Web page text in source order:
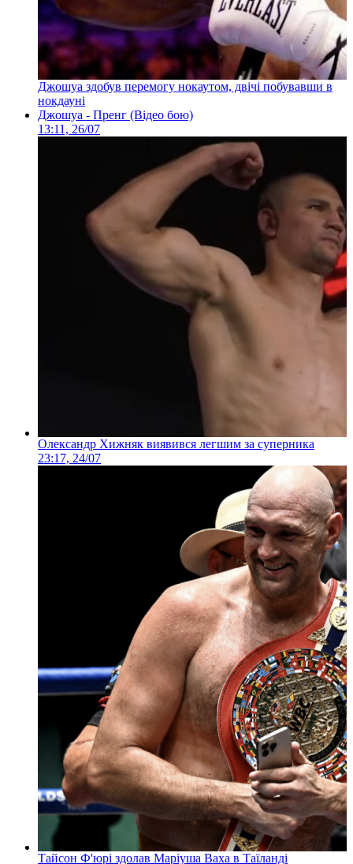
Джошуа здобув перемогу нокаутом, двічі побувавши в
нокдауні
Джошуа - Пренг (Відео бою)
13:11, 26/07
Олександр Хижняк виявився легшим за суперника
23:17, 24/07
Тайсон Ф'юрі здолав Маріуша Ваха в Таїланді